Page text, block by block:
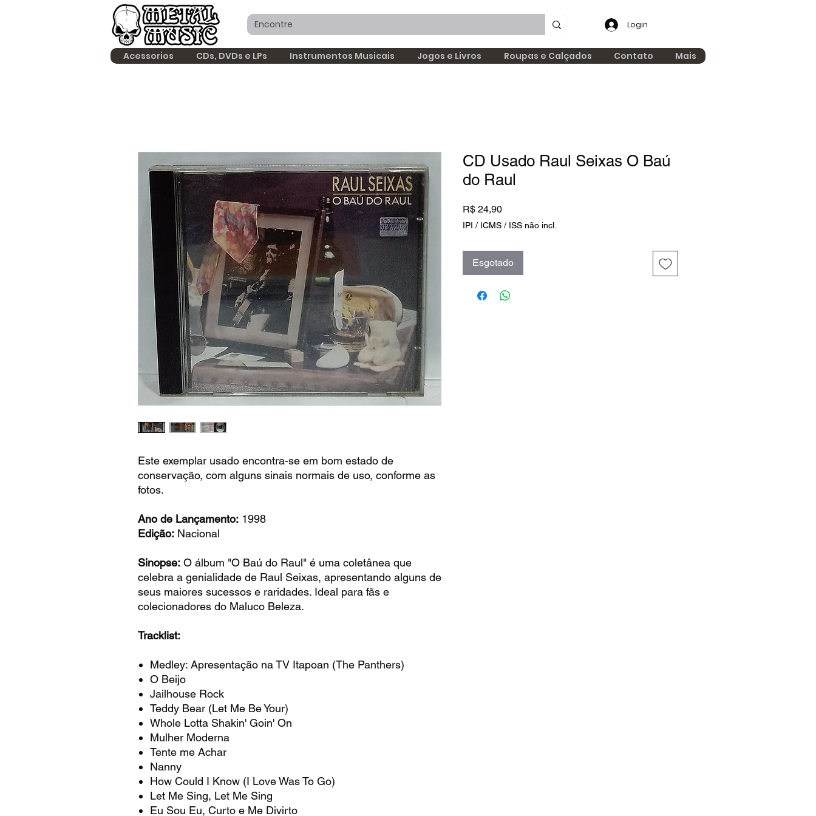
Login
Acessorios CDs, DVDs e LPs Instrumentos Musicais Jogos e Livros Roupas e Calçados Contato Mais
Este exemplar usado encontra-se em bom estado de
conservação, com alguns sinais normais de uso, conforme as
fotos.
Ano de Lançamento: 1998
Edição: Nacional
Sinopse: O álbum "O Baú do Raul" é uma coletânea que
celebra a genialidade de Raul Seixas, apresentando alguns de
seus maiores sucessos e raridades. Ideal para fãs e
colecionadores do Maluco Beleza.
Tracklist:
Medley: Apresentação na TV Itapoan (The Panthers)
O Beijo
Jailhouse Rock
Teddy Bear (Let Me Be Your)
Whole Lotta Shakin' Goin' On
Mulher Moderna
Tente me Achar
Nanny
How Could I Know (I Love Was To Go)
Let Me Sing, Let Me Sing
Eu Sou Eu, Curto e Me Divirto
CD Usado Raul Seixas O Baú
do Raul
R$ 24,90Preço
IPI / ICMS / ISS não incl.
Esgotado